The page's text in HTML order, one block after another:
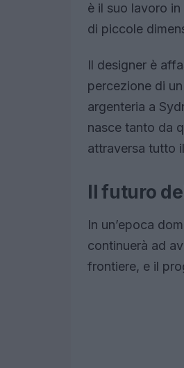
è il suo lavoro in
di piccole
Il designer è
percezione di
argenteria a
nasce tanto da
attraversa tutto
Il futuro
In un’epoca
continuerà ad
frontiere, e il